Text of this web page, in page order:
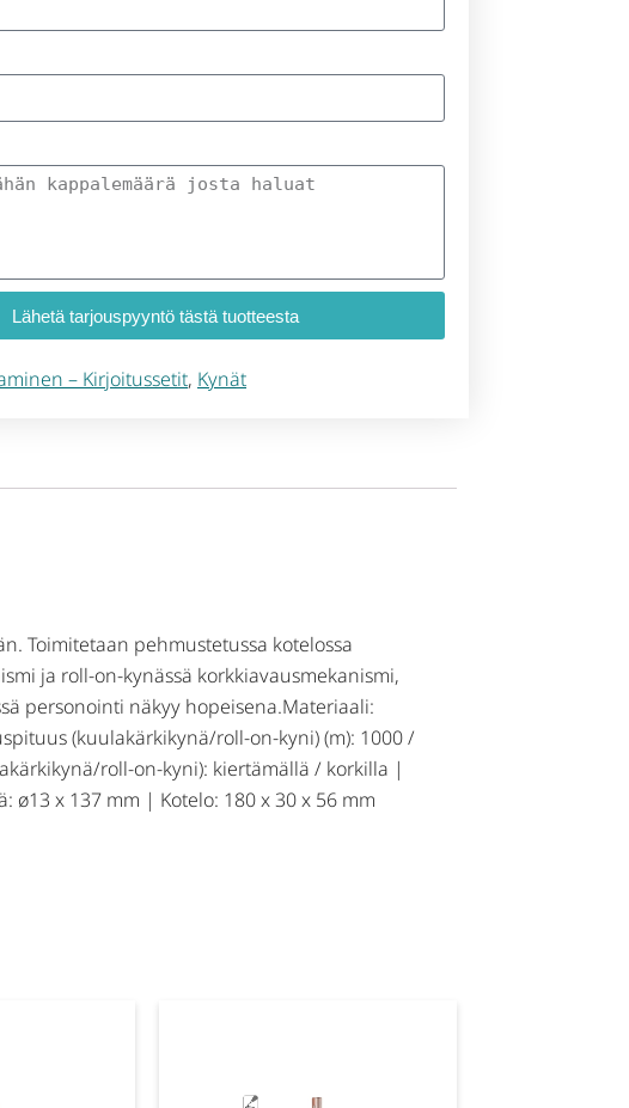
Lähetä tarjouspyyntö tästä tuotteesta
– Kirjoitussetit, Kynät
Toimitetaan pehmustetussa kotelossa
ja roll-on-kynässä korkkiavausmekanismi,
personointi näkyy hopeisena.Materiaali:
(kuulakärkikynä/roll-on-kyni) (m): 1000 /
roll-on-kyni): kiertämällä / korkilla |
ø13 x 137 mm | Kotelo: 180 x 30 x 56 mm